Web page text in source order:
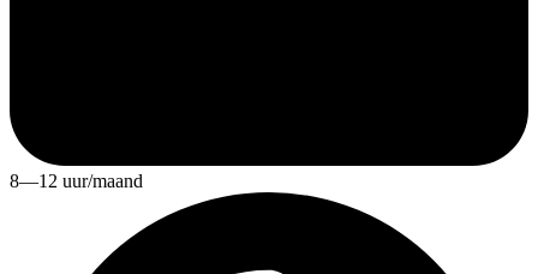
8—12 uur/maand